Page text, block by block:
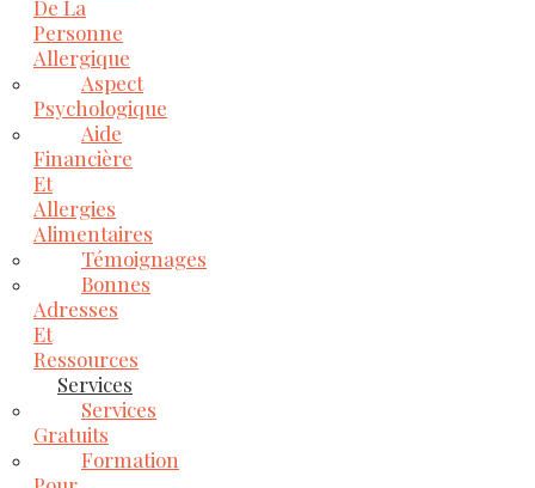
De La
Personne
Allergique
Aspect
Psychologique
Aide
Financière
Et
Allergies
Alimentaires
Témoignages
Bonnes
Adresses
Et
Ressources
Services
Services
Gratuits
Formation